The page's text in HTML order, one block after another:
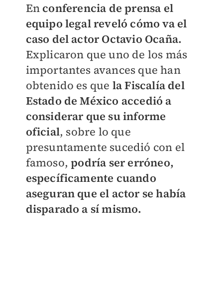
En conferencia de prensa el
equipo legal reveló cómo va el
caso del actor Octavio Ocaña.
Explicaron que uno de los más
importantes avances que han
obtenido es que la Fiscalía del
Estado de México accedió a
considerar que su informe
oficial, sobre lo que
presuntamente sucedió con el
famoso, podría ser erróneo,
específicamente cuando
aseguran que el actor se había
disparado a sí mismo.